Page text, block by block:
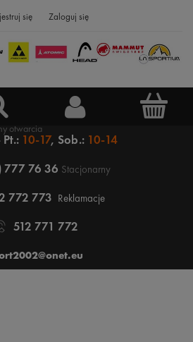
się Zaloguj się
Pt.: 10-17, Sob.: 10-14
777 76 36 Stacjonarny
772 773 Reklamacje
512 771 772